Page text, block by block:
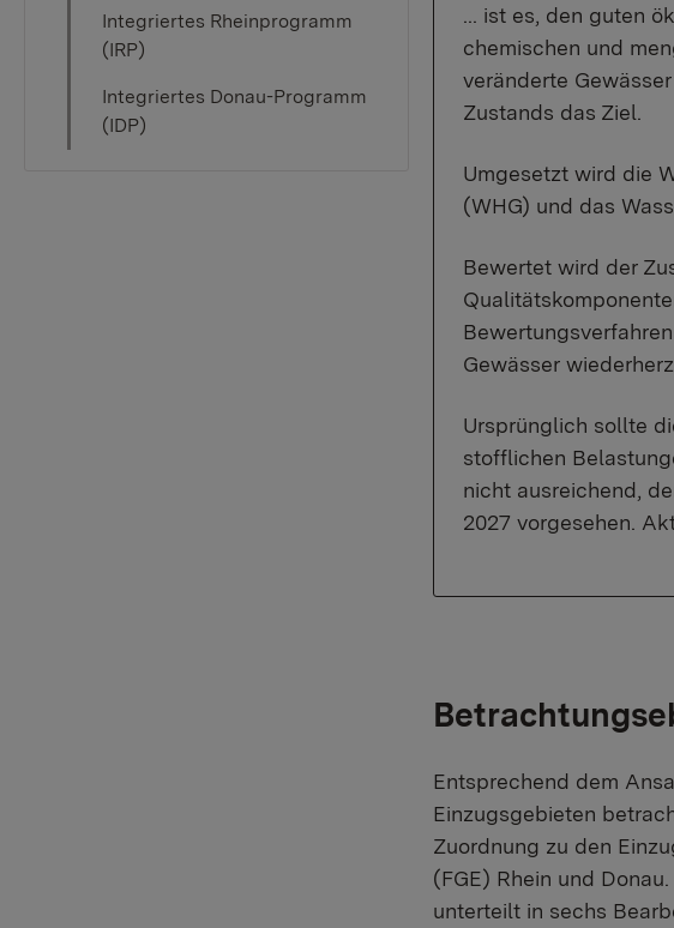
Integriertes Rheinprogramm
(IRP)
Integriertes Donau-Programm
(IDP)
... ist es, den guten
chemischen und
veränderte
Zustands das Ziel.
Umgesetzt wird die
(WHG) und das
Bewertet wird der
Gewässer
Ursprünglich sollte
stofflichen
nicht ausreichend,
2027 vorgesehen.
Entsprechend dem
Einzugsgebieten
Zuordnung zu den
(FGE) Rhein und
unterteilt in sechs